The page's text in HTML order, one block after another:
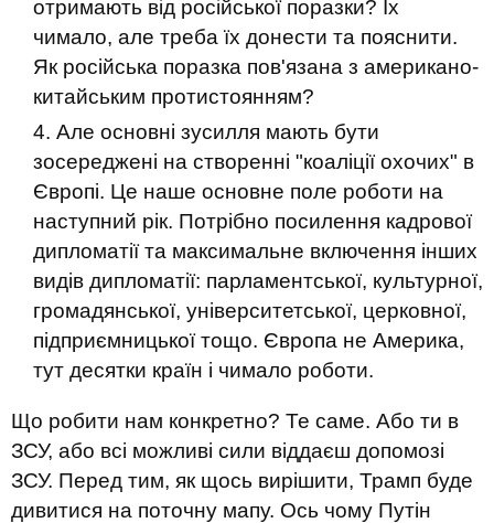
отримають від російської поразки? Їх
чимало, але треба їх донести та пояснити.
Як російська поразка пов'язана з американо-
китайським протистоянням?
Але основні зусилля мають бути
зосереджені на створенні "коаліції охочих" в
Європі. Це наше основне поле роботи на
наступний рік. Потрібно посилення кадрової
дипломатії та максимальне включення інших
видів дипломатії: парламентської, культурної,
громадянської, університетської, церковної,
підприємницької тощо. Європа не Америка,
тут десятки країн і чимало роботи.
Що робити нам конкретно? Те саме. Або ти в
ЗСУ, або всі можливі сили віддаєш допомозі
ЗСУ. Перед тим, як щось вирішити, Трамп буде
дивитися на поточну мапу. Ось чому Путін